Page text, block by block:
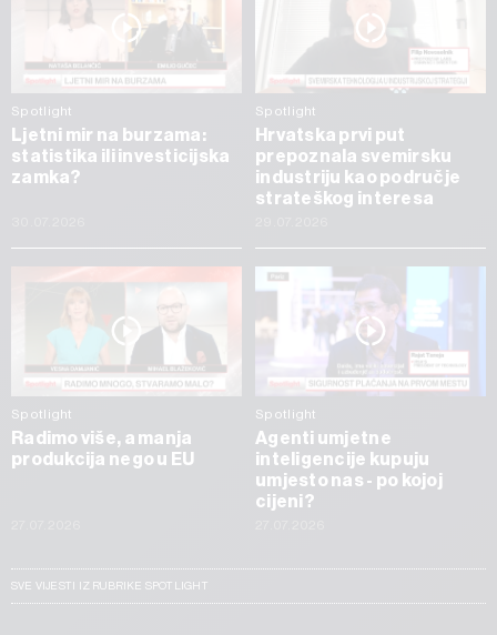
Spotlight
Ljetni mir na burzama:
statistika ili investicijska
zamka?
Spotlight
Hrvatska prvi put
prepoznala svemirsku
industriju kao područje
strateškog interesa
Spotlight
Radimo više, a manja
produkcija nego u EU
Spotlight
Agenti umjetne
inteligencije kupuju
umjesto nas - po kojoj
cijeni?
SVE VIJESTI IZ RUBRIKE SPOTLIGHT